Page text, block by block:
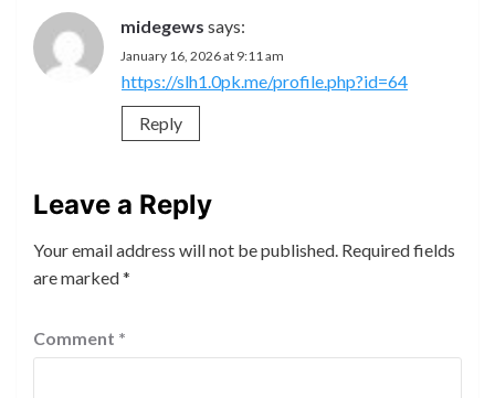
midegews says:
January 16, 2026 at 9:11 am
https://slh1.0pk.me/profile.php?id=64
Reply
Leave a Reply
Your email address will not be published. Required fields
are marked*
Comment *